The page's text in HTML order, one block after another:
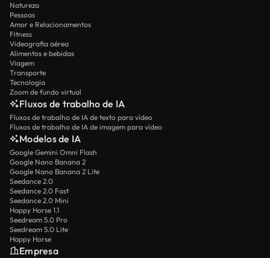
Natureza
Pessoas
Amor e Relacionamentos
Fitness
Videografia aérea
Alimentos e bebidas
Viagem
Transporte
Tecnologia
Zoom de fundo virtual
Fluxos de trabalho de IA
Fluxos de trabalho de IA de texto para vídeo
Fluxos de trabalho de IA de imagem para vídeo
Modelos de IA
Google Gemini Omni Flash
Google Nano Banana 2
Google Nano Banana 2 Lite
Seedance 2.0
Seedance 2.0 Fast
Seedance 2.0 Mini
Happy Horse 1.1
Seedream 5.0 Pro
Seedream 5.0 Lite
Happy Horse
Empresa